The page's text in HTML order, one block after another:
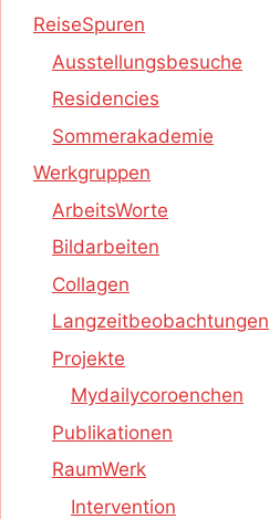
ReiseSpuren
Ausstellungsbesuche
Residencies
Sommerakademie
Werkgruppen
ArbeitsWorte
Bildarbeiten
Collagen
Langzeitbeobachtungen
Projekte
Mydailycoroenchen
Publikationen
RaumWerk
Intervention